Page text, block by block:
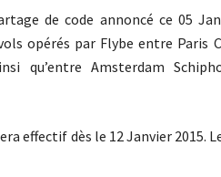
de code annoncé ce 05
opérés par Flybe entre Paris
qu’entre Amsterdam
effectif dès le 12 Janvier 2015.